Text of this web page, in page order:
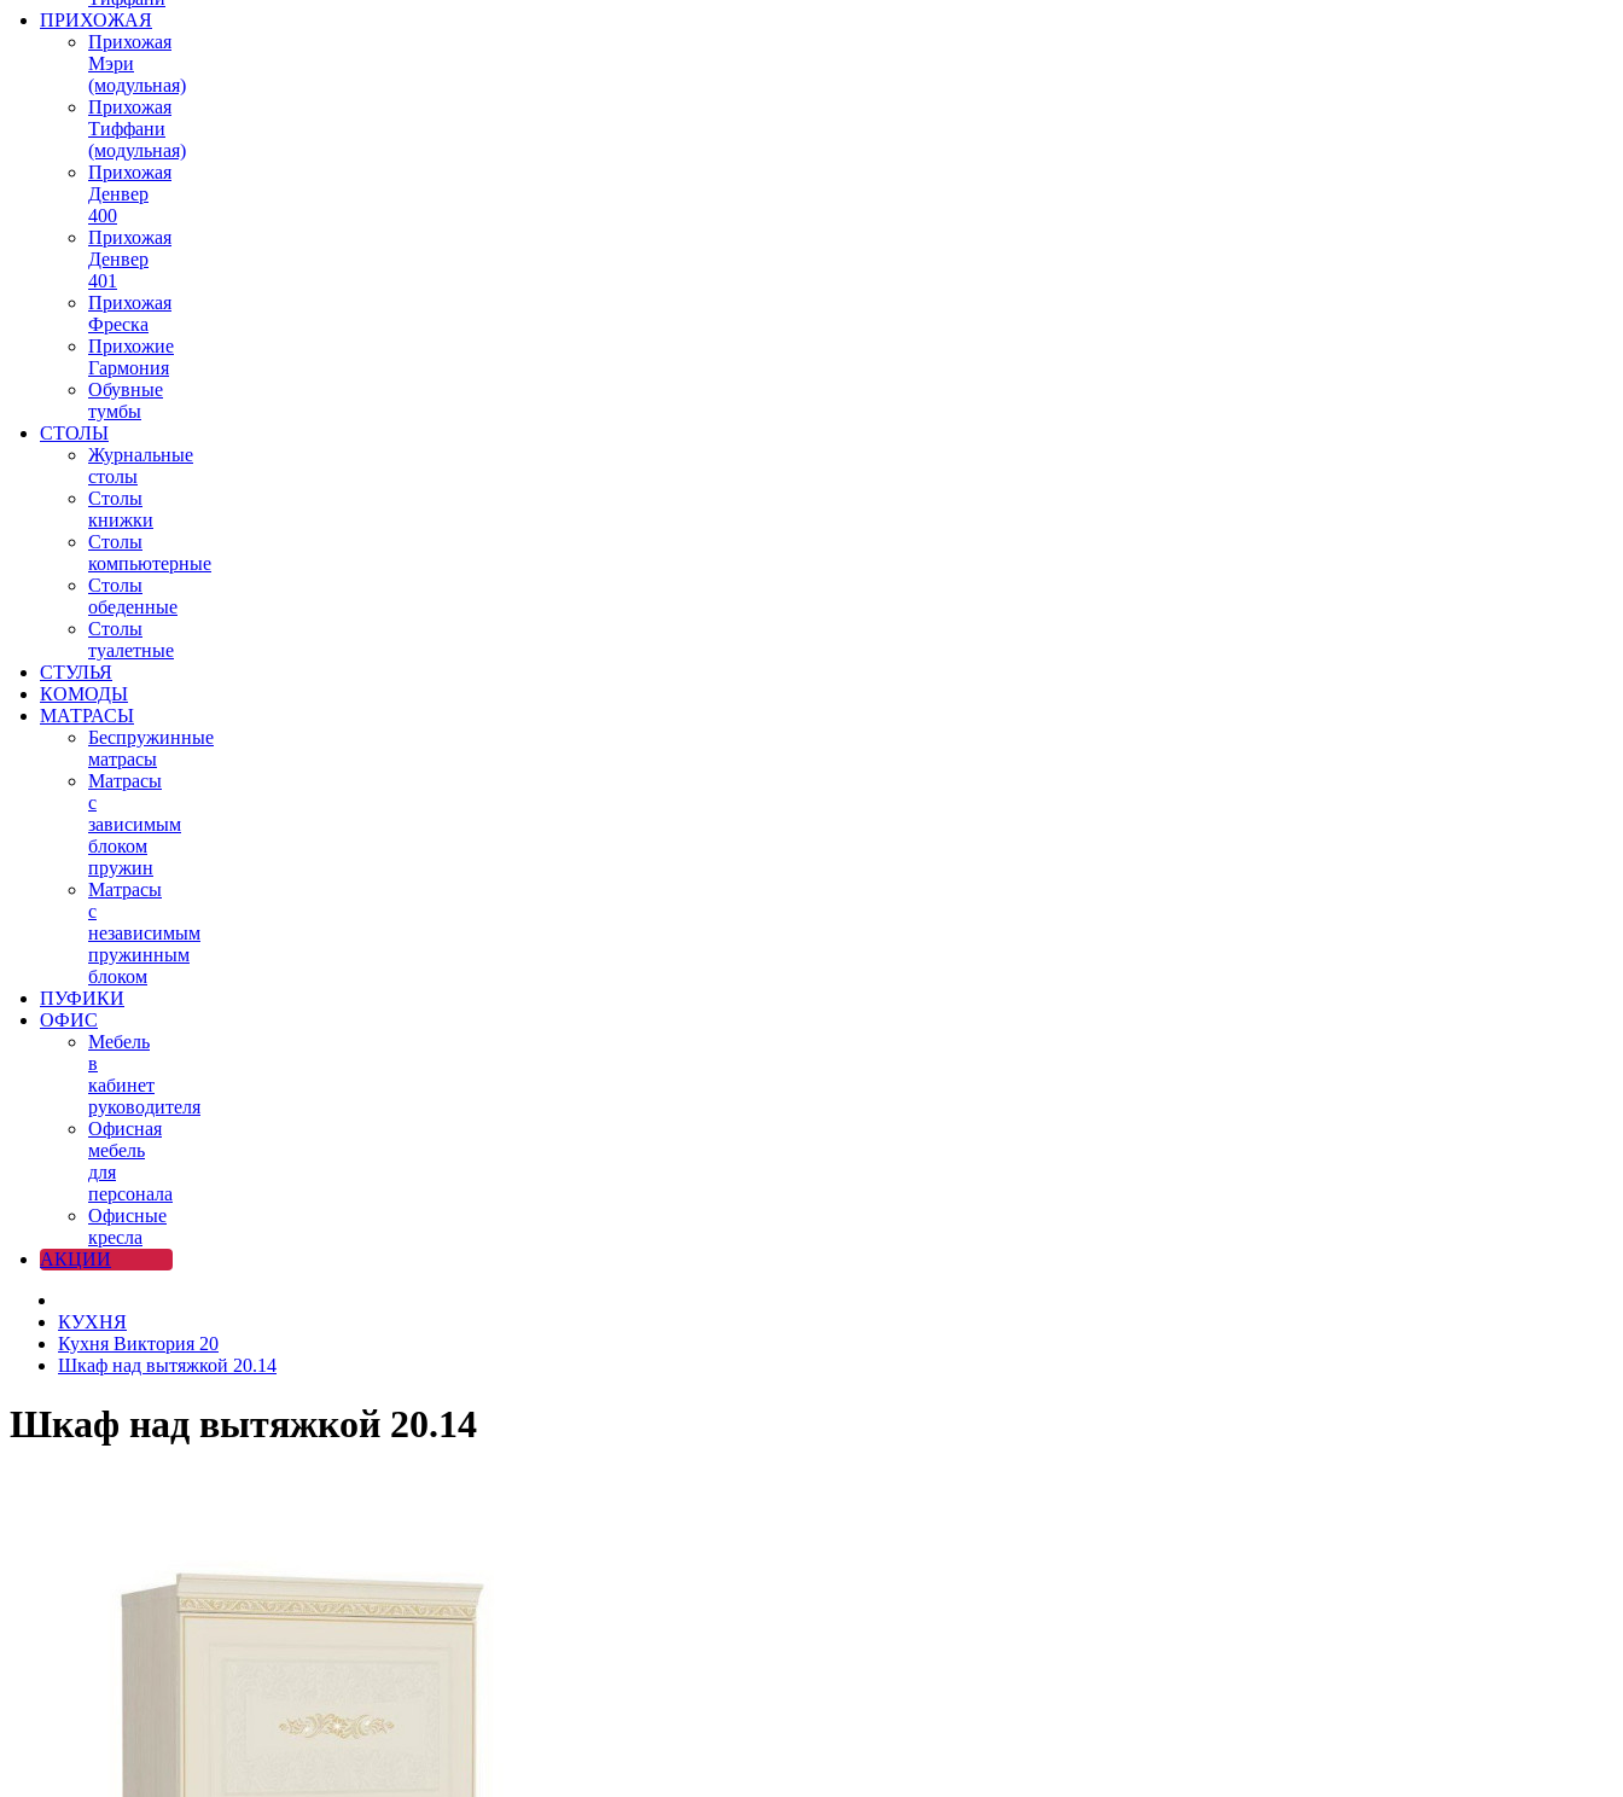
ПРИХОЖАЯ
Прихожая
Мэри
(модульная)
Прихожая
Тиффани
(модульная)
Прихожая
Денвер
400
Прихожая
Денвер
401
Прихожая
Фреска
Прихожие
Гармония
Обувные
тумбы
СТОЛЫ
Журнальные
столы
Столы
книжки
Столы
компьютерные
Столы
обеденные
Столы
туалетные
СТУЛЬЯ
КОМОДЫ
МАТРАСЫ
Беспружинные
матрасы
Матрасы
с
зависимым
блоком
пружин
Матрасы
с
независимым
пружинным
блоком
ПУФИКИ
ОФИС
Мебель
в
кабинет
руководителя
Офисная
мебель
для
персонала
Офисные
кресла
АКЦИИ
КУХНЯ
Кухня Виктория 20
Шкаф над вытяжкой 20.14
Шкаф над вытяжкой 20.14